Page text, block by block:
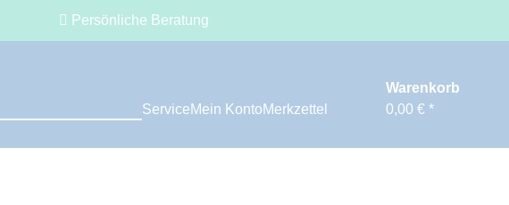
Persönliche Beratung
ServiceMein KontoMerkzettel
Warenkorb
0,00 € *